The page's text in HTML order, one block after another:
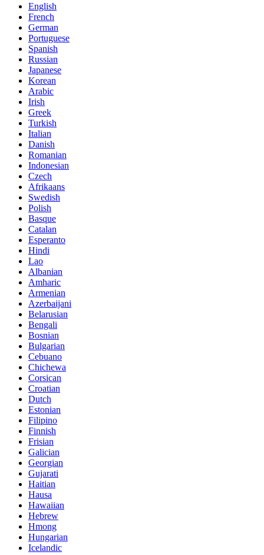
English
French
German
Portuguese
Spanish
Russian
Japanese
Korean
Arabic
Irish
Greek
Turkish
Italian
Danish
Romanian
Indonesian
Czech
Afrikaans
Swedish
Polish
Basque
Catalan
Esperanto
Hindi
Lao
Albanian
Amharic
Armenian
Azerbaijani
Belarusian
Bengali
Bosnian
Bulgarian
Cebuano
Chichewa
Corsican
Croatian
Dutch
Estonian
Filipino
Finnish
Frisian
Galician
Georgian
Gujarati
Haitian
Hausa
Hawaiian
Hebrew
Hmong
Hungarian
Icelandic